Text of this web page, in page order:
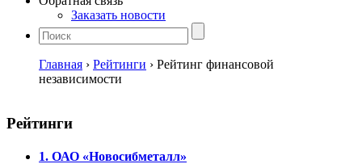
Заказать новости
Главная › Рейтинги › Рейтинг финансовой
независимости
Рейтинги
1. ОАО «Новосибметалл»